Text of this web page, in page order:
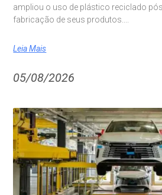
ampliou o uso de plástico reciclado
fabricação de seus produtos.
Leia Mais
05/08/2026